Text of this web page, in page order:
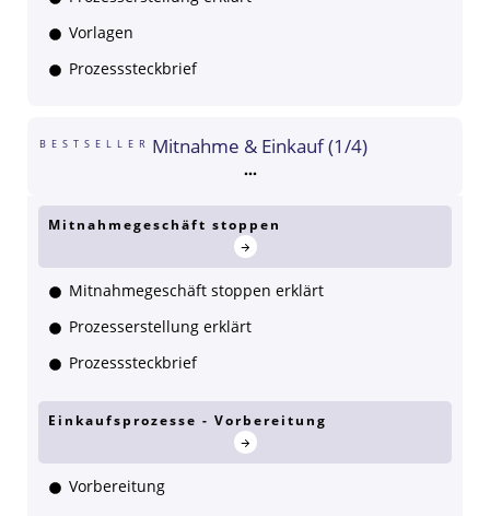
Vorlagen
Prozesssteckbrief
BESTSELLER Mitnahme & Einkauf (1/4)
Mitnahmegeschäft stoppen
Mitnahmegeschäft stoppen erklärt
Prozesserstellung erklärt
Prozesssteckbrief
Einkaufsprozesse - Vorbereitung
Vorbereitung